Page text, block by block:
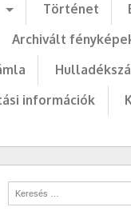
Történet
Archivált
információk